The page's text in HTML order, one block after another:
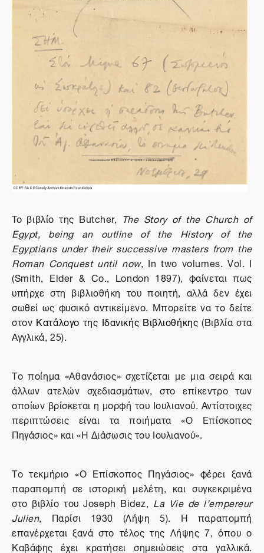
To βιβλίο της Butcher, The Story of the Church of
Egypt, being an outline of the History of the
Egyptians under their successive masters from the
Roman Conquest until now, In two volumes. Vol. I
(Smith, Elder & Co., London 1897), φαίνεται πως
υπήρχε στη βιβλιοθήκη του ποιητή, αλλά δεν έχει
σωθεί ως φυσικό αντικείμενο. Μπορείτε να το δείτε
στον Κατάλογο της Ιδανικής Βιβλιοθήκης (Βιβλία στα
Αγγλικά, 25).
Το ποίημα «Αθανάσιος» σχετίζεται με μια σειρά και
άλλων ατελών σχεδιασμάτων, στο επίκεντρο των
οποίων βρίσκεται η μορφή του Ιουλιανού. Αντίστοιχες
περιπτώσεις είναι τα ποιήματα «Ο Επίσκοπος
Πηγάσιος» και «Η Διάσωσις του Ιουλιανού».
Το τεκμήριο «Ο Επίσκοπος Πηγάσιος» φέρει ξανά
παραπομπή σε ιστορική μελέτη, και συγκεκριμένα
στο βιβλίο τουJoseph Bidez, La Vie de l’empereur
Julien, Παρίσι 1930 (Λήψη 5). Η παραπομπή
επανέρχεται ξανά στο τέλος της Λήψης 7, όπου ο
Καβάφης έχει κρατήσει σημειώσεις στα γαλλικά.